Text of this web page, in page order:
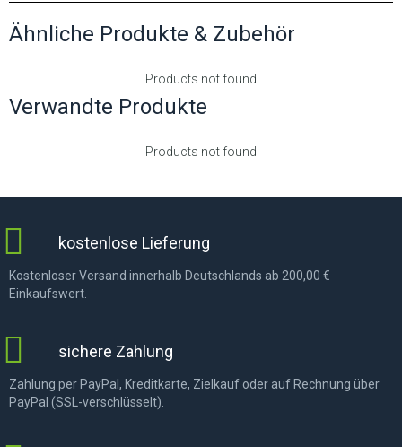
Ähnliche Produkte & Zubehör
Products not found
Verwandte Produkte
Products not found
kostenlose Lieferung
Kostenloser Versand innerhalb Deutschlands ab 200,00 €
Einkaufswert.
sichere Zahlung
Zahlung per PayPal, Kreditkarte, Zielkauf oder auf Rechnung über
PayPal (SSL-verschlüsselt).